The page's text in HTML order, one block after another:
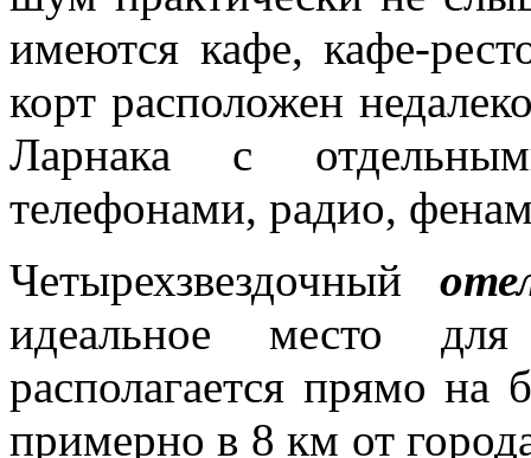
имеются кафе, кафе-
корт расположен
Ларнака с
телефонами, радио,
Четырехзвездочный
идеальное место
располагается прямо
примерно в 8 км от